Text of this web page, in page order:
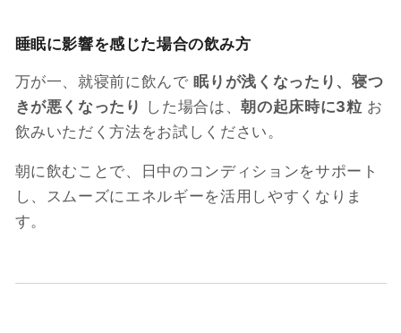
睡眠に影響を感じた場合の飲み方
万が一、就寝前に飲んで眠りが浅くなったり、寝つ
きが悪くなったり した場合は、朝の起床時に3粒 お
飲みいただく方法をお試しください。
朝に飲むことで、日中のコンディションをサポート
し、スムーズにエネルギーを活用しやすくなりま
す。